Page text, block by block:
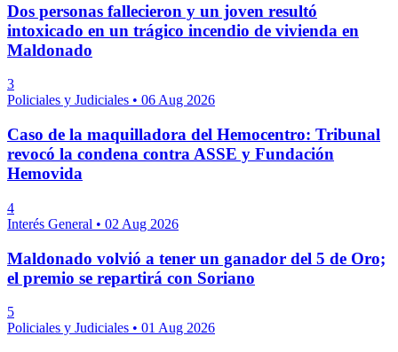
Dos personas fallecieron y un joven resultó
intoxicado en un trágico incendio de vivienda en
Maldonado
3
Policiales y Judiciales • 06 Aug 2026
Caso de la maquilladora del Hemocentro: Tribunal
revocó la condena contra ASSE y Fundación
Hemovida
4
Interés General • 02 Aug 2026
Maldonado volvió a tener un ganador del 5 de Oro;
el premio se repartirá con Soriano
5
Policiales y Judiciales • 01 Aug 2026